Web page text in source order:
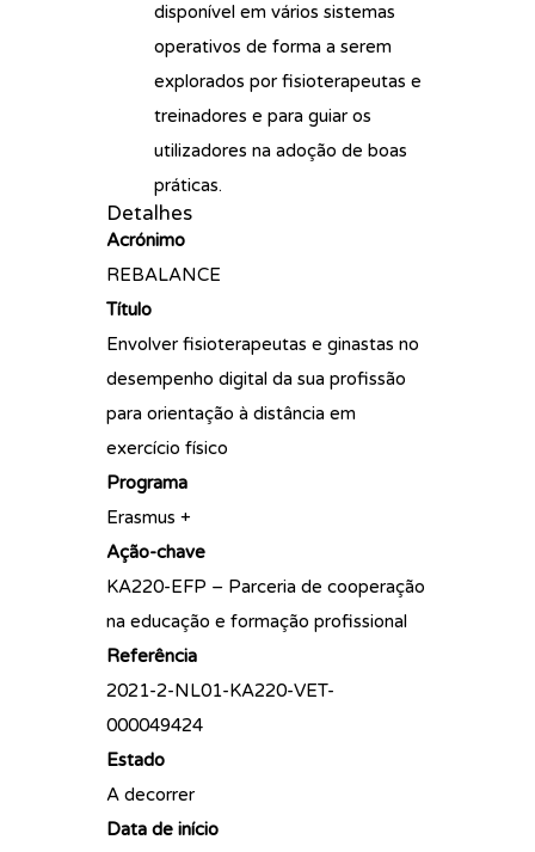
disponível em vários sistemas
operativos de forma a serem
explorados por fisioterapeutas e
treinadores e para guiar os
utilizadores na adoção de boas
práticas.
Detalhes
Acrónimo
REBALANCE
Título
Envolver fisioterapeutas e ginastas no
desempenho digital da sua profissão
para orientação à distância em
exercício físico
Programa
Erasmus +
Ação-chave
KA220-EFP – Parceria de cooperação
na educação e formação profissional
Referência
2021-2-NL01-KA220-VET-
000049424
Estado
A decorrer
Data de início